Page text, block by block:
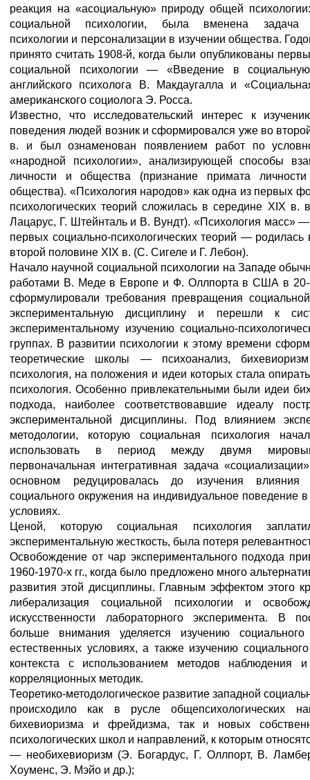
реакция на «асоциальную» природу общей
социальной психологии, была вменена задача
психологии и персонализации в изучении общества.
принято считать 1908-й, когда были опубликованы
социальной психологии — «Введение в
английского психолога В. Макдаугалла и
американского социолога Э. Росса.
Известно, что исследовательский интерес к
поведения людей возник и сформировался уже во
в. и был ознаменован появлением работ по
«народной психологии», анализирующей способы
личности и общества (признание примата
общества). «Психология народов» как одна из первых
психологических теорий сложилась в середине XIX в.
Лацарус, Г. Штейнталь и В. Вундт). «Психология масс»
первых социально-психологических теорий —
второй половине XIX в. (С. Сигеле и Г. Лебон).
Начало научной социальной психологии на Западе
работами В. Меде в Европе и Ф. Оллпорта в США в 20-
сформулировали требования превращения
экспериментальную дисциплину и перешли к
экспериментальному изучению социально-
группах. В развитии психологии к этому времени
теоретические школы — психоанализ,
психология, на положения и идеи которых стала
психология. Особенно привлекательными были идеи
подхода, наиболее соответствовавшие идеалу
экспериментальной дисциплины. Под влиянием
методологии, которую социальная психология
использовать в период между двумя
первоначальная интегративная задача
основном редуцировалась до изучения влияния
социального окружения на индивидуальное поведение
условиях.
Ценой, которую социальная психология
экспериментальную жесткость, была потеря
Освобождение от чар экспериментального подхода
1960-1970-х гг., когда было предложено много
развития этой дисциплины. Главным эффектом этого
либерализация социальной психологии и
искусственности лабораторного эксперимента. В
больше внимания уделяется изучению
естественных условиях, а также изучению социального
контекста с использованием методов наблюдения
корреляционных методик.
Теоретико-методологическое развитие западной
происходило как в русле общепсихологических
бихевиоризма и фрейдизма, так и новых
психологических школ и направлений, к которым
— необихевиоризм (Э. Богардус, Г. Оллпорт, В.
Хоуменс, Э. Мэйо и др.);